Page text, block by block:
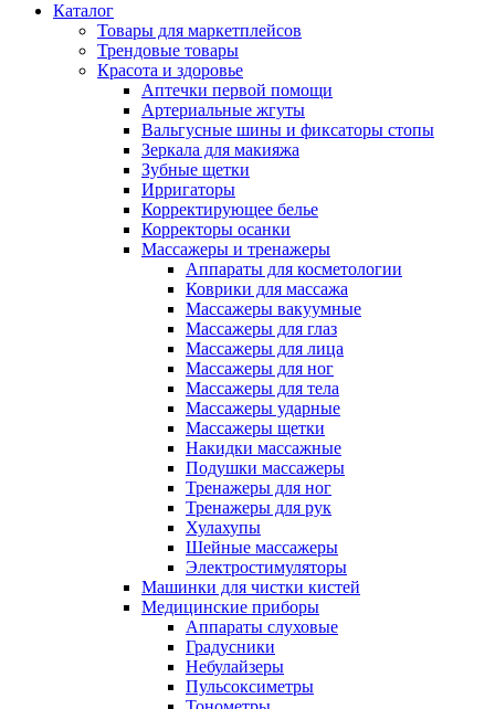
Каталог
Товары для маркетплейсов
Трендовые товары
Красота и здоровье
Аптечки первой помощи
Артериальные жгуты
Вальгусные шины и фиксаторы стопы
Зеркала для макияжа
Зубные щетки
Ирригаторы
Корректирующее белье
Корректоры осанки
Массажеры и тренажеры
Аппараты для косметологии
Коврики для массажа
Массажеры вакуумные
Массажеры для глаз
Массажеры для лица
Массажеры для ног
Массажеры для тела
Массажеры ударные
Массажеры щетки
Накидки массажные
Подушки массажеры
Тренажеры для ног
Тренажеры для рук
Хулахупы
Шейные массажеры
Электростимуляторы
Машинки для чистки кистей
Медицинские приборы
Аппараты слуховые
Градусники
Небулайзеры
Пульсоксиметры